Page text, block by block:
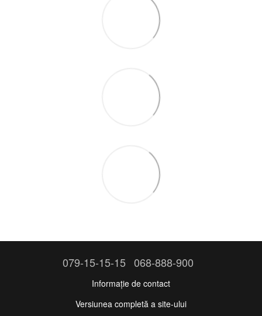
079-15-15-15 068-888-900
Informație de contact
Versiunea completă a site-ului